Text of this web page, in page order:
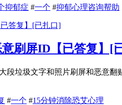
抑郁症 #一个 #抑郁心理咨询帮助
刷屏ID【已答复】[
垃圾文字和照片刷屏和恶意翻
#一个 #15分钟消除恐艾心理